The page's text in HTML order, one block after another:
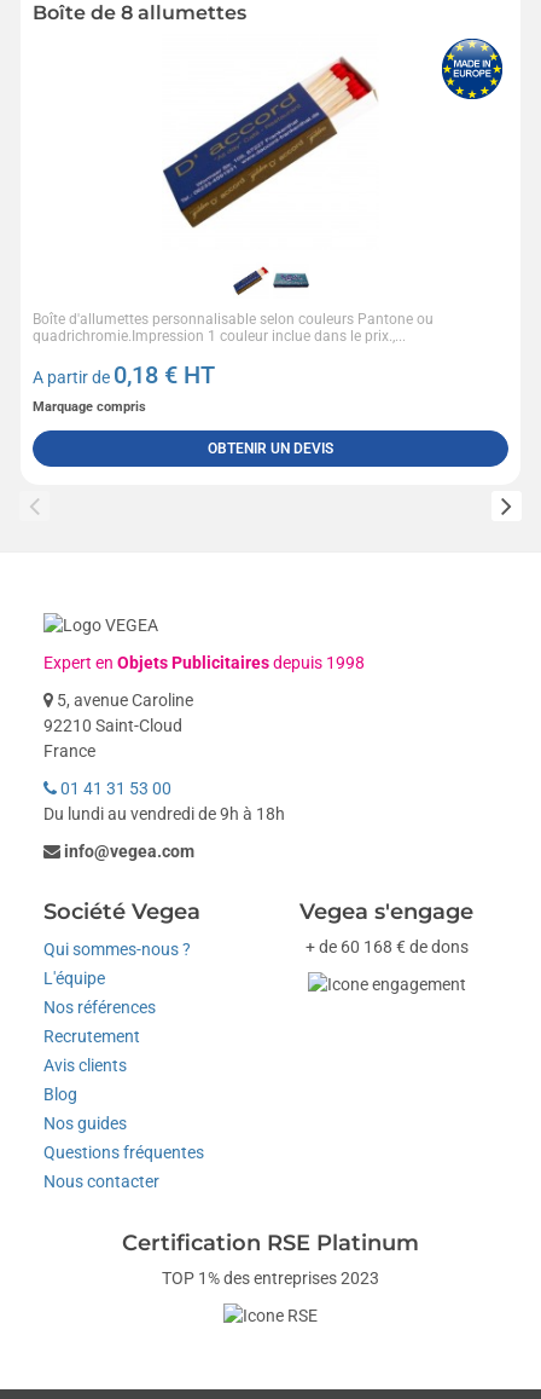
Boîte de 8 allumettes
Boîte d'allumettes personnalisable selon couleurs Pantone ou
quadrichromie.Impression 1 couleur inclue dans le prix.,...
A partir de 0,18 € HT
Marquage compris
OBTENIR UN DEVIS
Expert enObjets Publicitairesdepuis 1998
5, avenue Caroline
92210 Saint-Cloud
France
01 41 31 53 00
Du lundi au vendredi de 9h à 18h
info@vegea.com
Société Vegea
Qui sommes-nous ?
L'équipe
Nos références
Recrutement
Avis clients
Blog
Nos guides
Questions fréquentes
Nous contacter
Vegea s'engage
+ de 60 168 € de dons
Certification RSE Platinum
TOP 1% des entreprises 2023